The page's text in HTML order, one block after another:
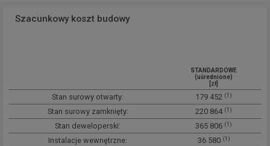
Szacunkowy koszt budowy
STANDARDOWE
(uśrednione)
[zł]
Stan surowy otwarty: 179 452 (1)
Stan surowy zamknięty: 220 864 (1)
Stan deweloperski: 365 806 (1)
Instalacje wewnętrzne: 36 580 (1)